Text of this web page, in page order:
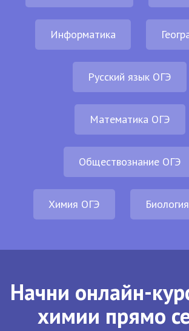
Информатика
Русский язык ОГЭ
Математика ОГЭ
Обществознание ОГЭ
Химия ОГЭ
Начни онлайн-
химии прямо